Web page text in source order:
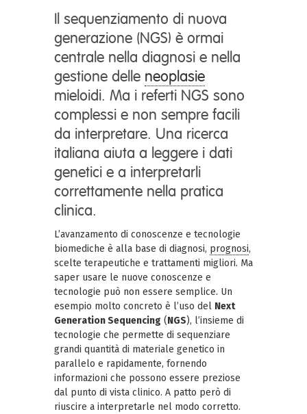
Il sequenziamento di nuova
generazione (NGS) è ormai
centrale nella diagnosi e nella
gestione delle neoplasie
mieloidi. Ma i referti NGS sono
complessi e non sempre facili
da interpretare. Una ricerca
italiana aiuta a leggere i dati
genetici e a interpretarli
correttamente nella pratica
clinica.
L’avanzamento di conoscenze e tecnologie
biomediche è alla base di diagnosi, prognosi,
scelte terapeutiche e trattamenti migliori. Ma
saper usare le nuove conoscenze e
tecnologie può non essere semplice. Un
esempio molto concreto è l’uso del Next
Generation Sequencing (NGS), l’insieme di
tecnologie che permette di sequenziare
grandi quantità di materiale genetico in
parallelo e rapidamente, fornendo
informazioni che possono essere preziose
dal punto di vista clinico. A patto però di
riuscire a interpretarle nel modo corretto.